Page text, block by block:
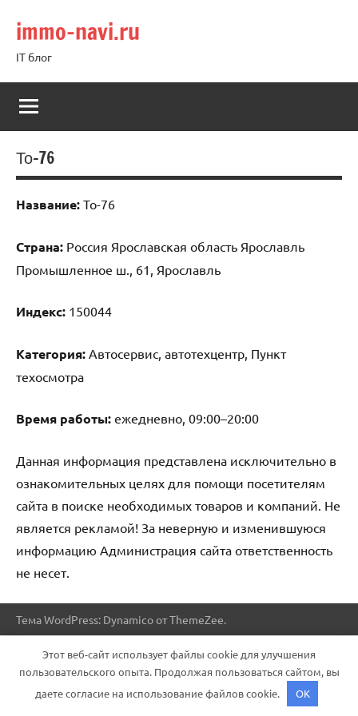
содержимому
immo-navi.ru
IT блог
То-76
Название: То-76
Страна: Россия Ярославская область Ярославль
Промышленное ш., 61, Ярославль
Индекс: 150044
Категория: Автосервис, автотехцентр, Пункт
техосмотра
Время работы: ежедневно, 09:00–20:00
Данная информация представлена исключительно в
ознакомительных целях для помощи посетителям
сайта в поиске необходимых товаров и компаний. Не
является рекламой! За неверную и изменившуюся
информацию Администрация сайта ответственность
не несет.
Тема WordPress: Dynamico от ThemeZee.
Этот веб-сайт использует файлы cookie для улучшения
пользовательского опыта. Продолжая пользоваться сайтом, вы
даете согласие на использование файлов cookie.
OK